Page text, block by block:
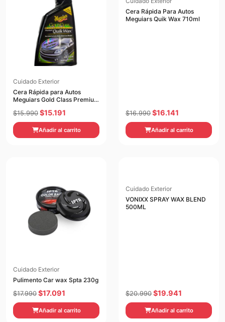
Cuidado Exterior
Cera Rápida para Autos
Meguiars Gold Class Premium
$15.990 El
precio
original
$15.191
precio
actual
Añadir al carrito
Cera Rápida Para Autos
Meguiars Quik Wax 710ml
$16.990 El
precio
original
$16.141
precio
actual
Añadir al carrito
Cuidado Exterior
Pulimento Car wax Spta 230g
$17.990 El
precio
original
$17.091
precio
actual
Añadir al carrito
Cuidado Exterior
VONIXX SPRAY WAX BLEND
500ML
$20.990 El
precio
original
$19.941
precio
actual
Añadir al carrito